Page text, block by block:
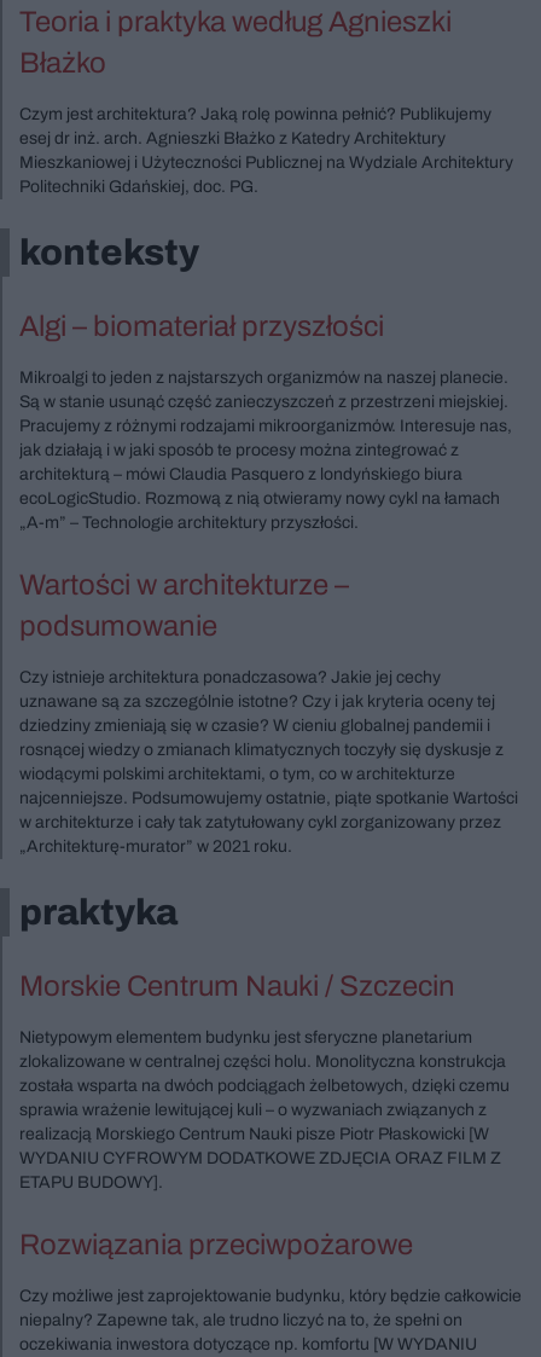
Teoria i praktyka według Agnieszki
Błażko
Czym jest architektura? Jaką rolę powinna pełnić? Publikujemy
esej dr inż. arch. Agnieszki Błażko z Katedry Architektury
Mieszkaniowej i Użyteczności Publicznej na Wydziale Architektury
Politechniki Gdańskiej, doc. PG.
konteksty
Algi – biomateriał przyszłości
Mikroalgi to jeden z najstarszych organizmów na naszej planecie.
Są w stanie usunąć część zanieczyszczeń z przestrzeni miejskiej.
Pracujemy z różnymi rodzajami mikroorganizmów. Interesuje nas,
jak działają i w jaki sposób te procesy można zintegrować z
architekturą – mówi Claudia Pasquero z londyńskiego biura
ecoLogicStudio. Rozmową z nią otwieramy nowy cykl na łamach
„A-m” – Technologie architektury przyszłości.
Wartości w architekturze –
podsumowanie
Czy istnieje architektura ponadczasowa? Jakie jej cechy
uznawane są za szczególnie istotne? Czy i jak kryteria oceny tej
dziedziny zmieniają się w czasie? W cieniu globalnej pandemii i
rosnącej wiedzy o zmianach klimatycznych toczyły się dyskusje z
wiodącymi polskimi architektami, o tym, co w architekturze
najcenniejsze. Podsumowujemy ostatnie, piąte spotkanie Wartości
w architekturze i cały tak zatytułowany cykl zorganizowany przez
„Architekturę-murator” w 2021 roku.
praktyka
Morskie Centrum Nauki / Szczecin
Nietypowym elementem budynku jest sferyczne planetarium
zlokalizowane w centralnej części holu. Monolityczna konstrukcja
została wsparta na dwóch podciągach żelbetowych, dzięki czemu
sprawia wrażenie lewitującej kuli – o wyzwaniach związanych z
realizacją Morskiego Centrum Nauki pisze Piotr Płaskowicki [W
WYDANIU CYFROWYM DODATKOWE ZDJĘCIA ORAZ FILM Z
ETAPU BUDOWY].
Rozwiązania przeciwpożarowe
Czy możliwe jest zaprojektowanie budynku, który będzie całkowicie
niepalny? Zapewne tak, ale trudno liczyć na to, że spełni on
oczekiwania inwestora dotyczące np. komfortu [W WYDANIU